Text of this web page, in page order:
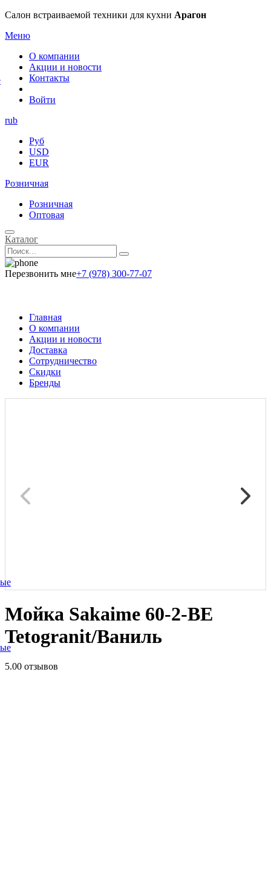
Салон встраиваемой техники для кухни Арагон
Меню
О компании
Акции и новости
Контакты
Войти
rub
Руб
USD
EUR
Розничная
Розничная
Оптовая
Каталог
Перезвонить мне+7 (978) 300-77-07
Главная
О компании
Акции и новости
Доставка
Сотрудничество
Скидки
Бренды
Мойка Sakaime 60-2-BE
Tetogranit/Ваниль
5.00 отзывов